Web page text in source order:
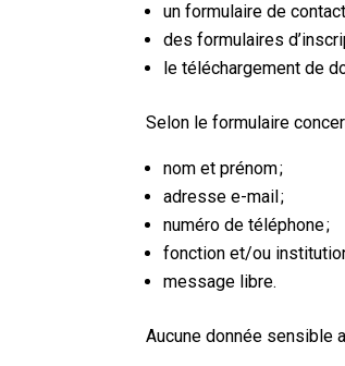
un formulaire de
des formulaires
le téléchargement de
Selon le formulaire
nom et prénom ;
adresse e-mail ;
numéro de téléphone ;
fonction et/ou
message libre.
Aucune donnée sensible